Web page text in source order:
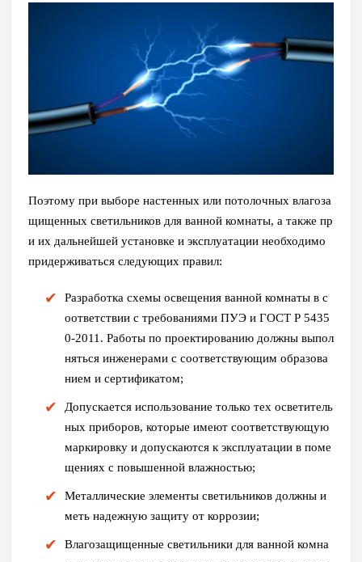
Поэтому при выборе настенных или потолочных влагоза
щищенных светильников для ванной комнаты, а также пр
и их дальнейшей установке и эксплуатации необходимо
придерживаться следующих правил:
Разработка схемы освещения ванной комнаты в с
оответствии с требованиями ПУЭ и ГОСТ Р 5435
0-2011. Работы по проектированию должны выпол
няться инженерами с соответствующим образова
нием и сертификатом;
Допускается использование только тех осветитель
ных приборов, которые имеют соответствующую
маркировку и допускаются к эксплуатации в поме
щениях с повышенной влажностью;
Металлические элементы светильников должны и
меть надежную защиту от коррозии;
Влагозащищенные светильники для ванной комна